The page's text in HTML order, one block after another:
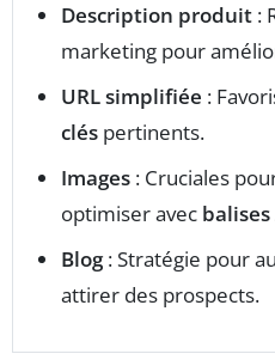
Description produit :
marketing pour
URL simplifiée :
clés pertinents.
Images : Cruciales
optimiser avec balises
Blog: Stratégie pour
attirer des prospects.